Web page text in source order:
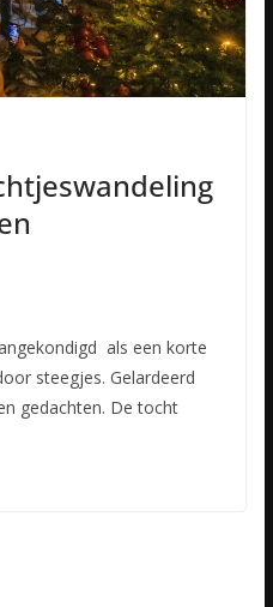
als een korte
steegjes. Gelardeerd
gedachten. De tocht